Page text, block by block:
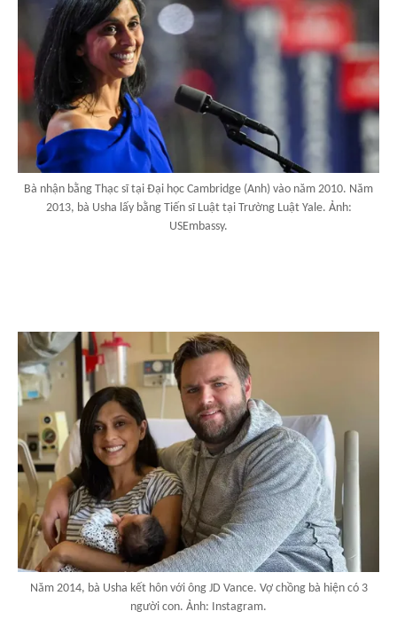
Bà nhận bằng Thạc sĩ tại Đại học Cambridge (Anh) vào năm 2010. Năm
2013, bà Usha lấy bằng Tiến sĩ Luật tại Trường Luật Yale. Ảnh:
USEmbassy.
Năm 2014, bà Usha kết hôn với ông JD Vance. Vợ chồng bà hiện có 3
người con. Ảnh: Instagram.